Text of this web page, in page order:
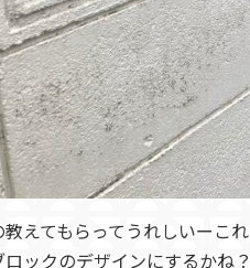
えてもらってうれしいーこ
ックのデザインにするかね